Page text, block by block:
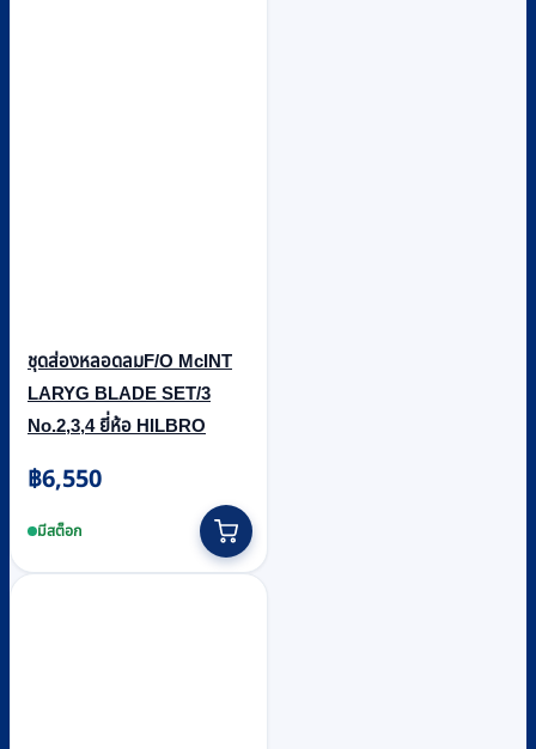
ชุดส่องหลอดลมF/O McINT
LARYG BLADE SET/3
No.2,3,4 ยี่ห้อ HILBRO
฿6,550
มีสต็อก